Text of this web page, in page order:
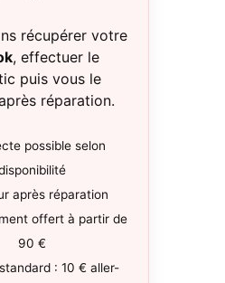
récupérer votre
, effectuer le
puis vous le
réparation.
possible selon
après réparation
offert à partir de
90 €
: 10 € aller-